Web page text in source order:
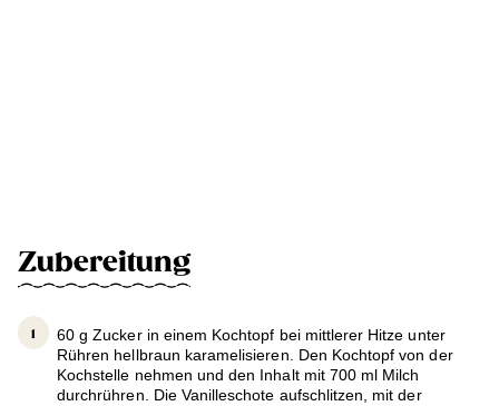
Zubereitung
60 g Zucker in einem Kochtopf bei mittlerer Hitze unter
Rühren hellbraun karamelisieren. Den Kochtopf von der
Kochstelle nehmen und den Inhalt mit 700 ml Milch
durchrühren. Die Vanilleschote aufschlitzen, mit der